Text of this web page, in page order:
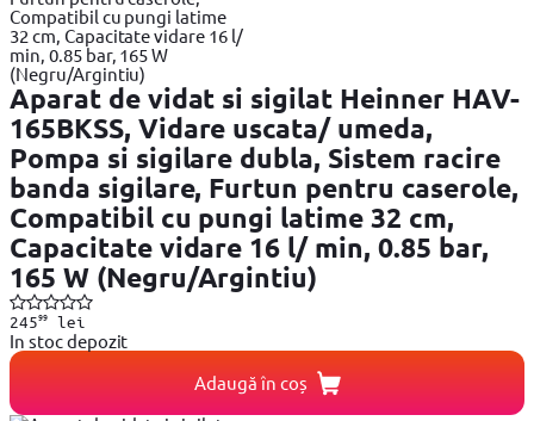
Aparat de vidat si sigilat Heinner HAV-
165BKSS, Vidare uscata/ umeda,
Pompa si sigilare dubla, Sistem racire
banda sigilare, Furtun pentru caserole,
Compatibil cu pungi latime 32 cm,
Capacitate vidare 16 l/ min, 0.85 bar,
165 W (Negru/Argintiu)
24599lei
In stoc depozit
Adaugă în coș